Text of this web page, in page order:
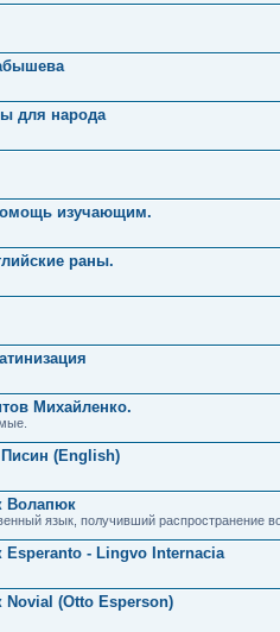
для народа
изучающим.
раны.
Михайленко.
(English)
Волапюк
язык, получивший распространение
- Lingvo Internacia
(Otto Esperson)